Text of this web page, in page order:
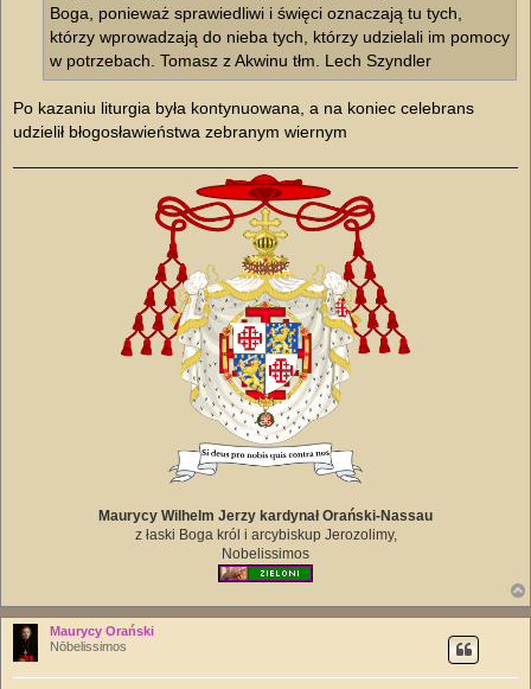
Boga, ponieważ sprawiedliwi i święci oznaczają tu tych,
którzy wprowadzają do nieba tych, którzy udzielali im pomocy
w potrzebach. Tomasz z Akwinu tłm. Lech Szyndler
Po kazaniu liturgia była kontynuowana, a na koniec celebrans
udzielił błogosławieństwa zebranym wiernym
Maurycy Wilhelm Jerzy kardynał Orański-Nassau
z łaski Boga król i arcybiskup Jerozolimy,
Nobelissimos
Maurycy Orański
Nōbelissimos